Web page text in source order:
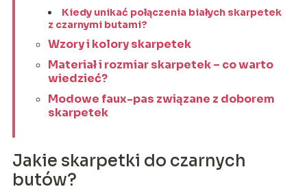
Kiedy unikać połączenia białych skarpetek
z czarnymi butami?
Wzory i kolory skarpetek
Materiał i rozmiar skarpetek – co warto
wiedzieć?
Modowe faux-pas związane z doborem
skarpetek
Jakie skarpetki do czarnych
butów?